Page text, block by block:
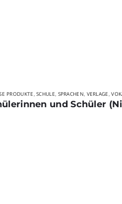
PRODUKTE,SCHULE, SPRACHEN, VERLAGE,
und Schüler